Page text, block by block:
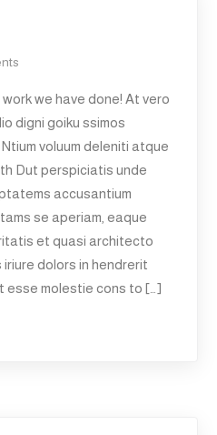
we have done! At vero
digni goiku ssimos
voluum deleniti atque
Dut perspiciatis unde
accusantium
se aperiam, eaque
et quasi architecto
dolors in hendrerit
esse molestie cons to […]